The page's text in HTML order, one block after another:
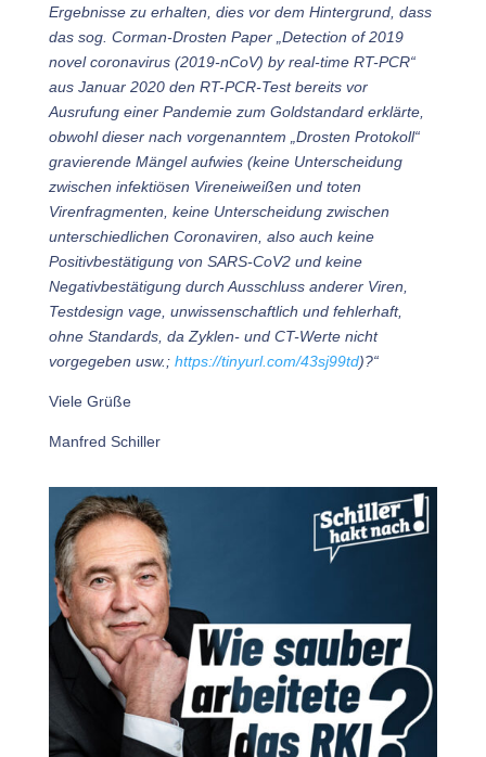
Ergebnisse zu erhalten, dies vor dem Hintergrund, dass
das sog. Corman-Drosten Paper „Detection of 2019
novel coronavirus (2019-nCoV) by real-time RT-PCR“
aus Januar 2020 den RT-PCR-Test bereits vor
Ausrufung einer Pandemie zum Goldstandard erklärte,
obwohl dieser nach vorgenanntem „Drosten Protokoll“
gravierende Mängel aufwies (keine Unterscheidung
zwischen infektiösen Vireneiweißen und toten
Virenfragmenten, keine Unterscheidung zwischen
unterschiedlichen Coronaviren, also auch keine
Positivbestätigung von SARS-CoV2 und keine
Negativbestätigung durch Ausschluss anderer Viren,
Testdesign vage, unwissenschaftlich und fehlerhaft,
ohne Standards, da Zyklen- und CT-Werte nicht
vorgegeben usw.; https://tinyurl.com/43sj99td)?“
Viele Grüße
Manfred Schiller